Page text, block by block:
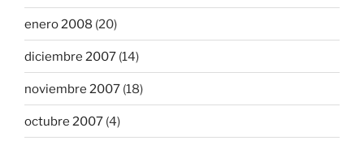
enero 2008 (20)
diciembre 2007 (14)
noviembre 2007 (18)
octubre 2007 (4)